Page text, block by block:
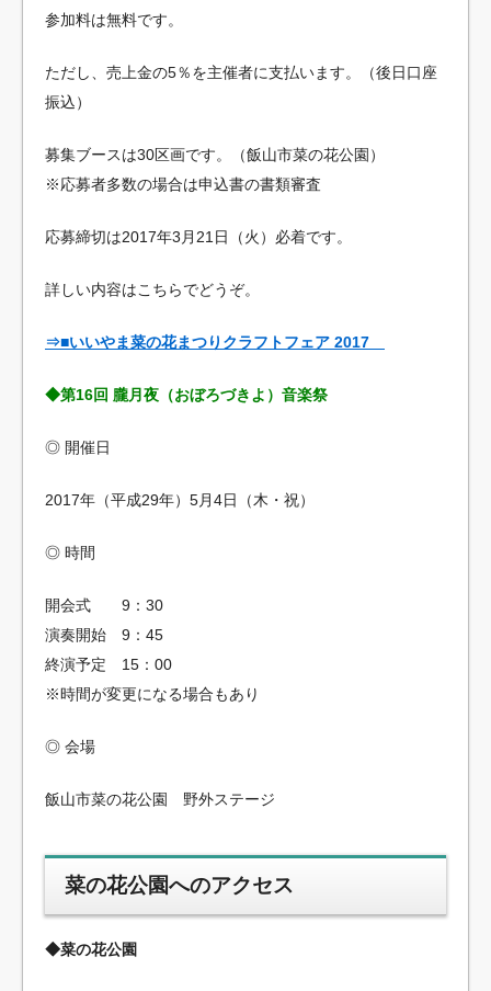
参加料は無料です。
ただし、売上金の5％を主催者に支払います。（後日口座
振込）
募集ブースは30区画です。（飯山市菜の花公園）
※応募者多数の場合は申込書の書類審査
応募締切は2017年3月21日（火）必着です。
詳しい内容はこちらでどうぞ。
⇒■いいやま菜の花まつりクラフトフェア 2017
◆第16回 朧月夜（おぼろづきよ）音楽祭
◎ 開催日
2017年（平成29年）5月4日（木・祝）
◎ 時間
開会式 9：30
演奏開始 9：45
終演予定 15：00
※時間が変更になる場合もあり
◎ 会場
飯山市菜の花公園 野外ステージ
菜の花公園へのアクセス
◆菜の花公園